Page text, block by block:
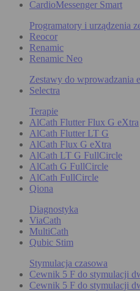
CardioMessenger Smart
Programatory i urządzenia
Reocor
Renamic
Renamic Neo
Zestawy do wprowadzania
Selectra
Terapie
AlCath Flutter Flux G eXtra
AlCath Flutter LT G
AlCath Flux G eXtra
AlCath LT G FullCircle
AlCath G FullCircle
AlCath FullCircle
Qiona
Diagnostyka
ViaCath
MultiCath
Qubic Stim
Stymulacja czasowa
Cewnik 5 F do stymulacji
Cewnik 5 F do stymulacji